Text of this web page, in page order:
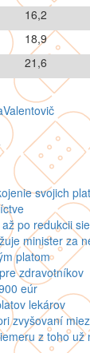
16,2
18,9
21,6
Valentovič
svojich
po redukcii
minister za
platom
zdravotníkov
eúr
lekárov
zvyšovaní
z toho už